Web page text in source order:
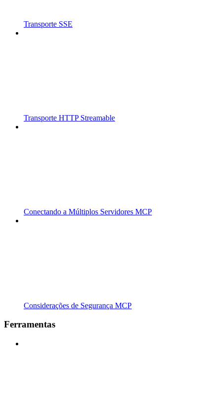
Transporte SSE
Transporte HTTP Streamable
Conectando a Múltiplos Servidores MCP
Considerações de Segurança MCP
Ferramentas